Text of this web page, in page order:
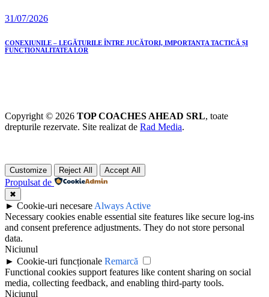
31/07/2026
CONEXIUNILE – LEGĂTURILE ÎNTRE JUCĂTORI, IMPORTANȚA TACTICĂ ȘI
FUNCȚIONALITATEA LOR
Copyright © 2026 TOP COACHES AHEAD SRL, toate
drepturile rezervate. Site realizat de Rad Media.
Customize Reject All Accept All
Propulsat de
✖
► Cookie-uri necesare Always Active
Necessary cookies enable essential site features like secure log-ins
and consent preference adjustments. They do not store personal
data.
Niciunul
► Cookie-uri funcționale Remarcă
Functional cookies support features like content sharing on social
media, collecting feedback, and enabling third-party tools.
Niciunul